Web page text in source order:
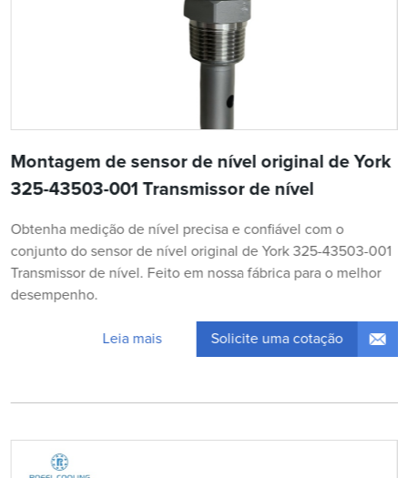
Montagem de sensor de nível original de York
325-43503-001 Transmissor de nível
Obtenha medição de nível precisa e confiável com o
conjunto do sensor de nível original de York 325-43503-001
Transmissor de nível. Feito em nossa fábrica para o melhor
desempenho.
Leia mais Solicite uma cotação